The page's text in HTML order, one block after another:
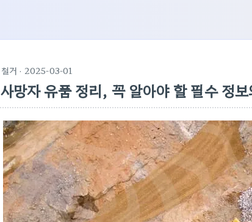
철거 · 2025-03-01
사망자 유품 정리, 꼭 알아야 할 필수 정